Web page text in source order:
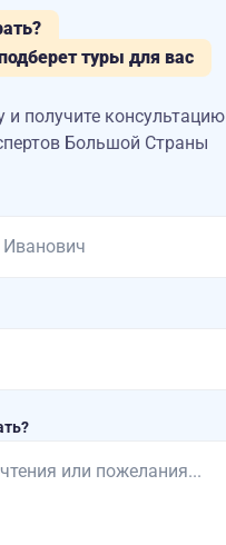
туры для вас
и получите консультацию
Большой Страны